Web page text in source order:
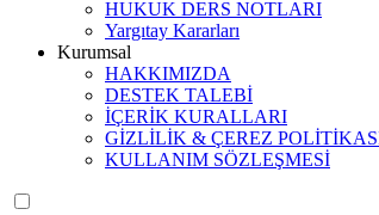
HUKUK DERS NOTLARI
Yargıtay Kararları
Kurumsal
HAKKIMIZDA
DESTEK TALEBİ
İÇERİK KURALLARI
GİZLİLİK & ÇEREZ
KULLANIM SÖZLEŞMESİ